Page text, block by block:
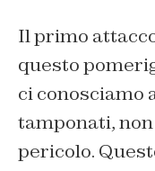
Il primo
questo
ci conosciamo
tamponati, non
pericolo.